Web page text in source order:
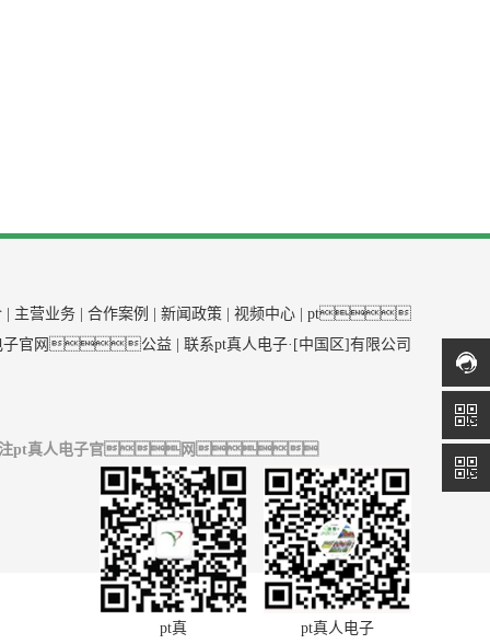
主营业务 合作案例 新闻政策 视频中心
pt
子官网公益
联系pt真人电子·[中国区]有限公司
注pt真人电子官网
pt真人电子
pt真